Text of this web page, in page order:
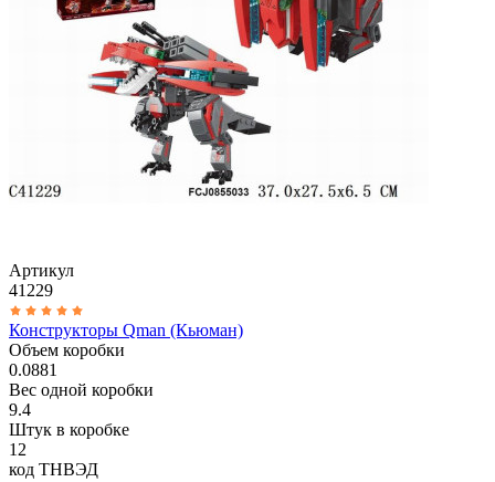
Артикул
41229
Конструкторы Qman (Кьюман)
Объем коробки
0.0881
Вес одной коробки
9.4
Штук в коробке
12
код ТНВЭД